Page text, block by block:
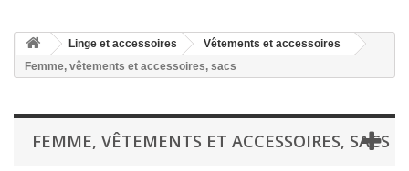
Linge et accessoires
Vêtements et accessoires
Femme, vêtements et accessoires, sacs
FEMME, VÊTEMENTS ET ACCESSOIRES, SACS